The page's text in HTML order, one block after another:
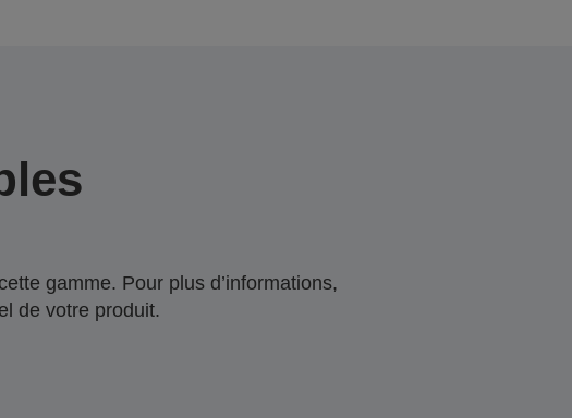
gamme. Pour plus d’informations,
de votre produit.